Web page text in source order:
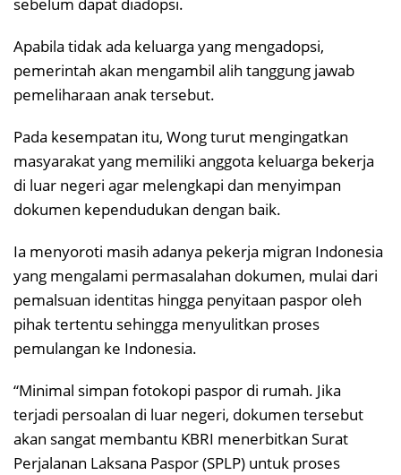
sebelum dapat diadopsi.
Apabila tidak ada keluarga yang mengadopsi,
pemerintah akan mengambil alih tanggung jawab
pemeliharaan anak tersebut.
Pada kesempatan itu, Wong turut mengingatkan
masyarakat yang memiliki anggota keluarga bekerja
di luar negeri agar melengkapi dan menyimpan
dokumen kependudukan dengan baik.
Ia menyoroti masih adanya pekerja migran Indonesia
yang mengalami permasalahan dokumen, mulai dari
pemalsuan identitas hingga penyitaan paspor oleh
pihak tertentu sehingga menyulitkan proses
pemulangan ke Indonesia.
“Minimal simpan fotokopi paspor di rumah. Jika
terjadi persoalan di luar negeri, dokumen tersebut
akan sangat membantu KBRI menerbitkan Surat
Perjalanan Laksana Paspor (SPLP) untuk proses